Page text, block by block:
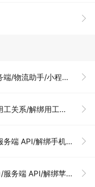
使用/绑定/解绑物流账号
系/解绑用工关系
端 API/解绑手机号
端 API/解绑苹果账号